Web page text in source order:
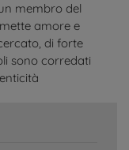
membro del
amore e
di forte
sono corredati